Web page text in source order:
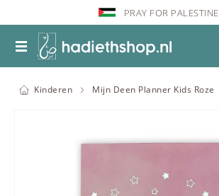
PRAY FOR PALESTINE
Kinderen Mijn Deen Planner Kids Roze